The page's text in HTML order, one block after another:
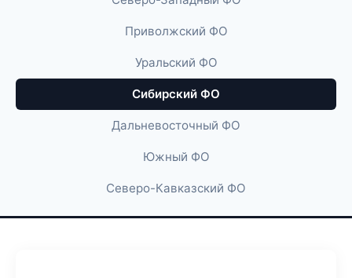
Приволжский ФО
Уральский ФО
Сибирский ФО
Дальневосточный ФО
Южный ФО
Северо-Кавказский ФО